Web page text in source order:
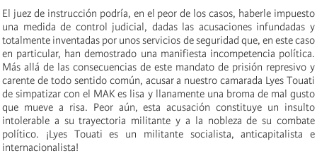
El juez de instrucción podría, en el peor de los casos, haberle impuesto
una medida de control judicial, dadas las acusaciones infundadas y
totalmente inventadas por unos servicios de seguridad que, en este caso
en particular, han demostrado una manifiesta incompetencia política.
Más allá de las consecuencias de este mandato de prisión represivo y
carente de todo sentido común, acusar a nuestro camarada Lyes Touati
de simpatizar con el MAK es lisa y llanamente una broma de mal gusto
que mueve a risa. Peor aún, esta acusación constituye un insulto
intolerable a su trayectoria militante y a la nobleza de su combate
político. ¡Lyes Touati es un militante socialista, anticapitalista e
internacionalista!